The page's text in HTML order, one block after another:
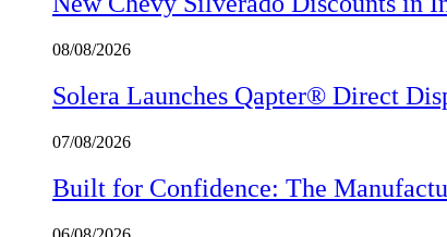
08/08/2026
Solera Launches Qapter® Direct
07/08/2026
Built for Confidence: The